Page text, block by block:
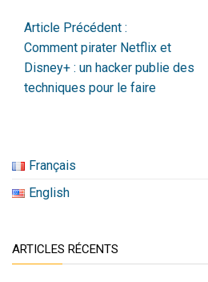
Article Précédent :
Comment pirater Netflix et
Disney+ : un hacker publie des
techniques pour le faire
Français
English
ARTICLES RÉCENTS